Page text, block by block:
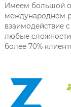
Имеем большой
международном
взаимодействие
любые
более 70%